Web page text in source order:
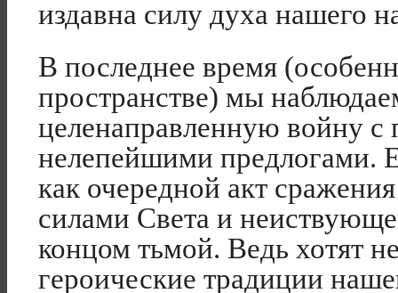
издавна силу духа нашего
В последнее время
пространстве) мы
целенаправленную войну
нелепейшими предлогами.
как очередной акт
силами Света и
концом тьмой. Ведь хотят
героические традиции